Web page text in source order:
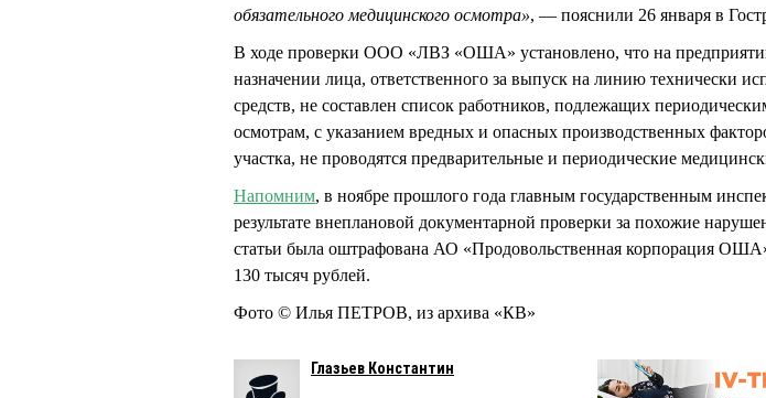
обязательного медицинского осмотра», — пояснили 26 января в
В ходе проверки ООО «ЛВЗ «ОША» установлено, что на предприятии
назначении лица, ответственного за выпуск на линию технически
средств, не составлен список работников, подлежащих
осмотрам, с указанием вредных и опасных производственных
участка, не проводятся предварительные и периодические
Напомним, в ноябре прошлого года главным государственным
результате внеплановой документарной проверки за похожие
статьи была оштрафована АО «Продовольственная корпорация
130 тысяч рублей.
Фото © Илья ПЕТРОВ, из архива «КВ»
Глазьев Константин